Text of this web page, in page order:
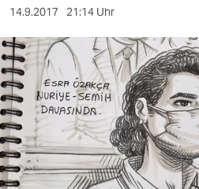
berlin
nord
wahrheit
verlag
14.9.2017 21:14 Uhr